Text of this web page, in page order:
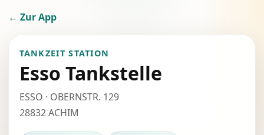
← Zur App
TANKZEIT STATION
Esso Tankstelle
ESSO · OBERNSTR. 129
28832 ACHIM